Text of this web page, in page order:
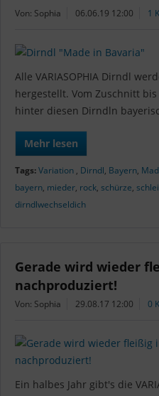
Von: Sophia 06.06.19 12:00 1
Alle VARIASOPHIA Dirndl
hergestellt. Vom Zuschnitt
hinter diesen Dirndln
Mehr lesen
Tags:Variation , Dirndl, Bayern,
bayern, mieder, rock, schürze,
dirndlwechseldich
Gerade wird wieder
nachproduziert!
Von: Sophia 29.08.17 12:00 0
Ein halbes Jahr gibt's die